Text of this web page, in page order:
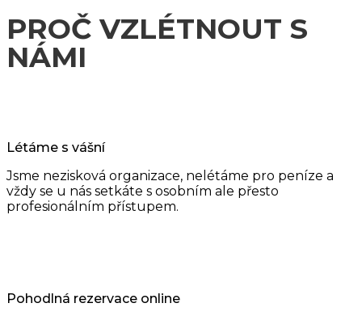
PROČ VZLÉTNOUT S
NÁMI
Létáme s vášní
Jsme nezisková organizace, nelétáme pro peníze a
vždy se u nás setkáte s osobním ale přesto
profesionálním přístupem.
Pohodlná rezervace online